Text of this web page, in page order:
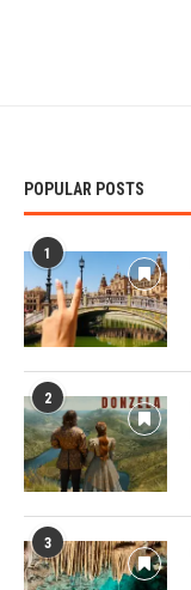
POPULAR POSTS
1
2
3